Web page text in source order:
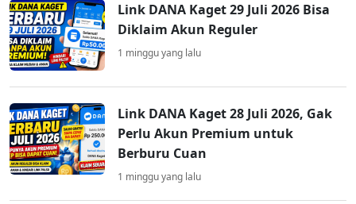
Link DANA Kaget 29 Juli 2026 Bisa
Diklaim Akun Reguler
1 minggu yang lalu
Link DANA Kaget 28 Juli 2026, Gak
Perlu Akun Premium untuk
Berburu Cuan
1 minggu yang lalu